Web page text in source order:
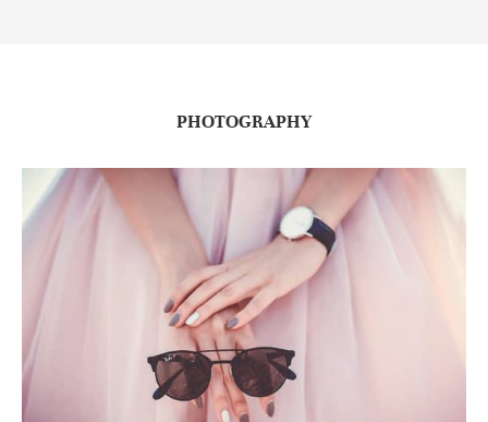
PHOTOGRAPHY